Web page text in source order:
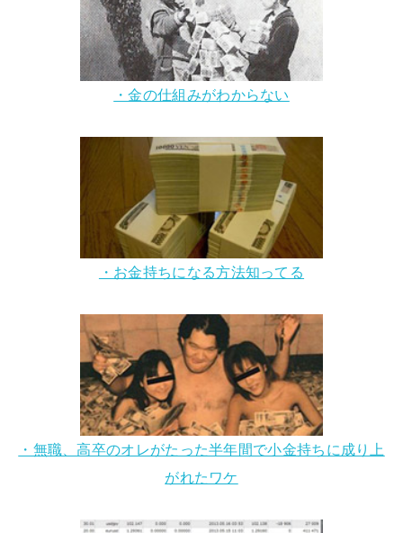
・金の仕組みがわからない
・お金持ちになる方法知ってる
・無職、高卒のオレがたった半年間で小金持ちに成り上
がれたワケ